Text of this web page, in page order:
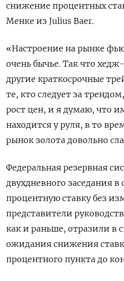
снижение процентных
Менке из Julius Baer.
«Настроение на рынке
очень бычье. Так что
другие краткосрочные
те, кто следует за
рост цен, и я думаю, что
находится у руля, в то
рынок золота довольно
Федеральная резервная
двухдневного заседания в
процентную ставку без
представители
как и раньше, отразили в
ожидания снижения
процентного пункта до